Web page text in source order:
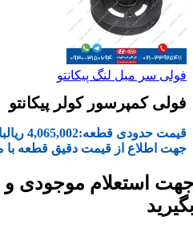
فولی سر میل لنگ پیکانتو
فولی کمپرسور کولر پیکانتو
قیمت حدودی قطعه:4,065,002 ریال
جهت اطلاع از قیمت دقیق قطعه با
استعلام موجودی و